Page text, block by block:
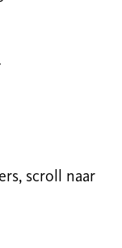
scroll naar